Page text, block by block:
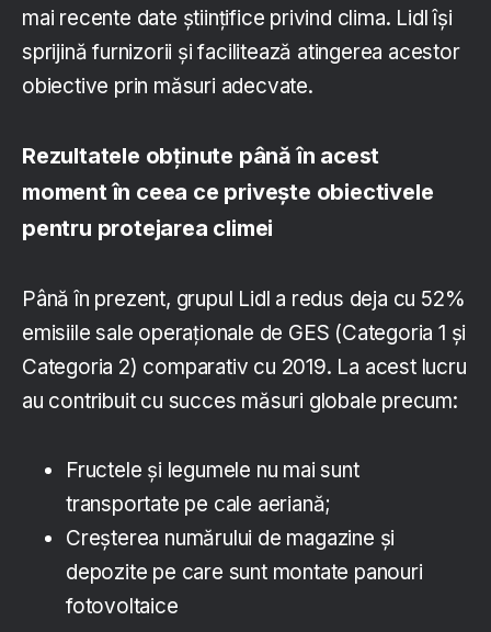
mai recente date științifice privind clima. Lidl își
sprijină furnizorii și facilitează atingerea acestor
obiective prin măsuri adecvate.
Rezultatele obținute până în acest
moment în ceea ce privește obiectivele
pentru protejarea climei
Până în prezent, grupul Lidl a redus deja cu 52%
emisiile sale operaționale de GES (Categoria 1 și
Categoria 2) comparativ cu 2019. La acest lucru
au contribuit cu succes măsuri globale precum:
Fructele și legumele nu mai sunt
transportate pe cale aeriană;
Creșterea numărului de magazine și
depozite pe care sunt montate panouri
fotovoltaice